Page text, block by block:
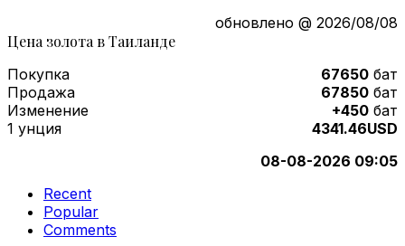
обновлено @ 2026/08/08
Цена золота в Таиланде
Покупка 67650 бат
Продажа
67850 бат
Изменение
+450 бат
1 унция
4341.46USD
08-08-2026 09:05
Recent
Popular
Comments